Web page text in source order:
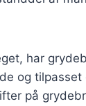
har
og
på